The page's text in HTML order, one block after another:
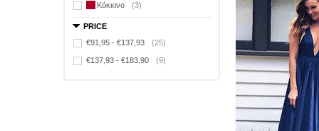
Κόκκινο (3)
PRICE
€91,95 - €137,93
(25)
€137,93 - €183,90 (9)